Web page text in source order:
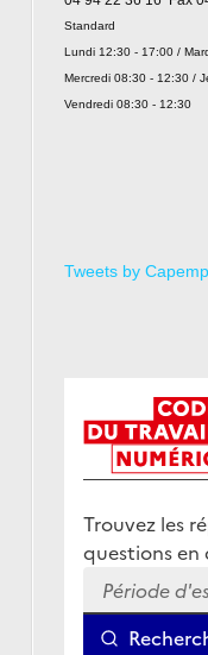
Standard
Lundi 12:30 - 17:00 /
Mercredi 08:30 - 12:30 /
Vendredi 08:30 - 12:30
Tweets by